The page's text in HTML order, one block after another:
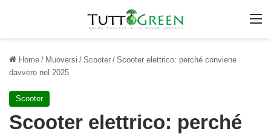
Home / Muoversi / Scooter / Scooter elettrico: perché conviene
davvero nel 2025
Scooter
Scooter elettrico: perché